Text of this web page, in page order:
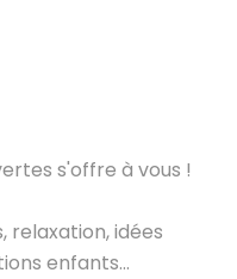
s'offre à vous !
relaxation, idées
enfants...